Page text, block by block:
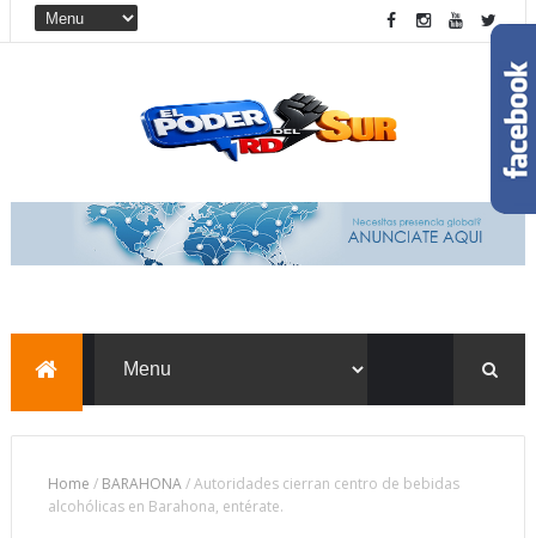
Home / BARAHONA/Autoridades cierran centro de bebidas
alcohólicas en Barahona, entérate.